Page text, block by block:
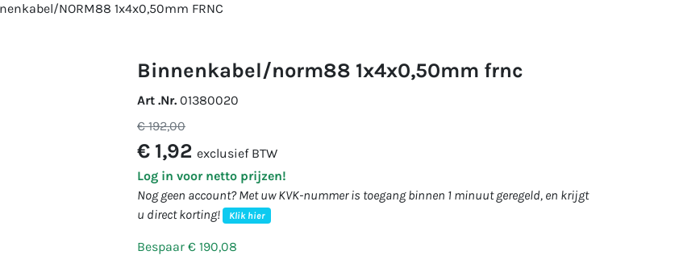
NORM88 1x4x0,50mm FRNC
binnenkabel/norm88 1x4x0,50mm frnc
Art .Nr. 01380020
€ 192,00
€ 1,92 exclusief BTW
Log in voor netto prijzen!
Nog geen account? Met uw KVK-nummer is toegang binnen 1 minuut geregeld, en krijgt
u direct korting!
Klik hier
Bespaar € 190,08